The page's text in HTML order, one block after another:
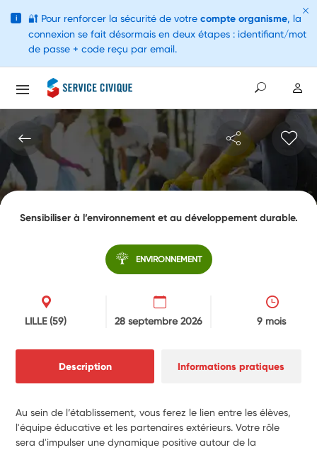
Sensibiliser à l’environnement et au développement durable.
ENVIRONNEMENT
LILLE(59) 28 septembre 2026 9 mois
Description Informations pratiques
Au sein de l’établissement, vous ferez le lien entre les élèves,
l'équipe éducative et les partenaires extérieurs. Votre rôle
sera d'impulser une dynamique positive autour de la
i 🔐 Pour renforcer la sécurité de votre compte organisme, la
connexion se fait désormais en deux étapes : identifiant/mot
de passe + code reçu par email.